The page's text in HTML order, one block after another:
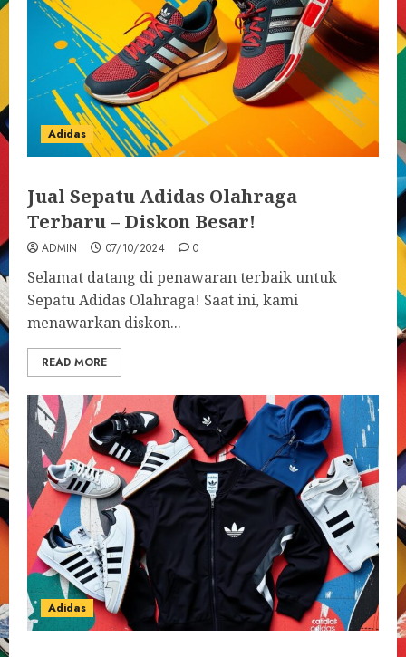
Adidas
Jual Sepatu Adidas Olahraga
Terbaru – Diskon Besar!
ADMIN 07/10/2024 0
Selamat datang di penawaran terbaik untuk
Sepatu Adidas Olahraga! Saat ini, kami
menawarkan diskon...
READ MORE
Adidas